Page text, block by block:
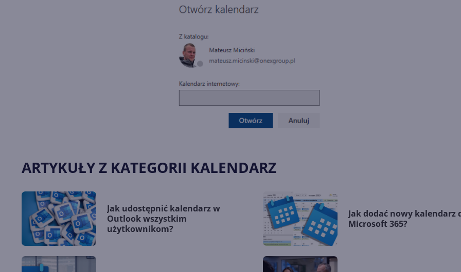
ARTYKUŁY Z KATEGORII KALENDARZ
Jak udostępnić kalendarz w
Outlook wszystkim
użytkownikom?
Jak dodać nowy kalendarz
Microsoft 365?